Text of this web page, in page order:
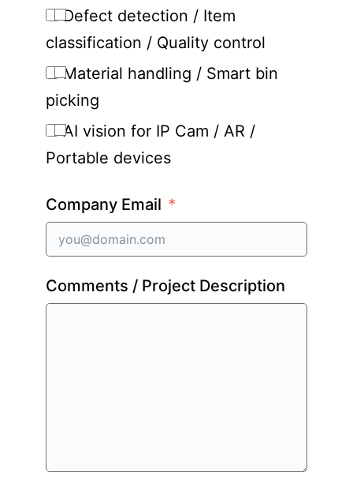
Defect detection / Item
classification / Quality control
Material handling / Smart bin
picking
AI vision for IP Cam / AR /
Portable devices
Company Email
Comments / Project Description